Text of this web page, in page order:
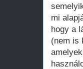
mi
hogy a
(nem is